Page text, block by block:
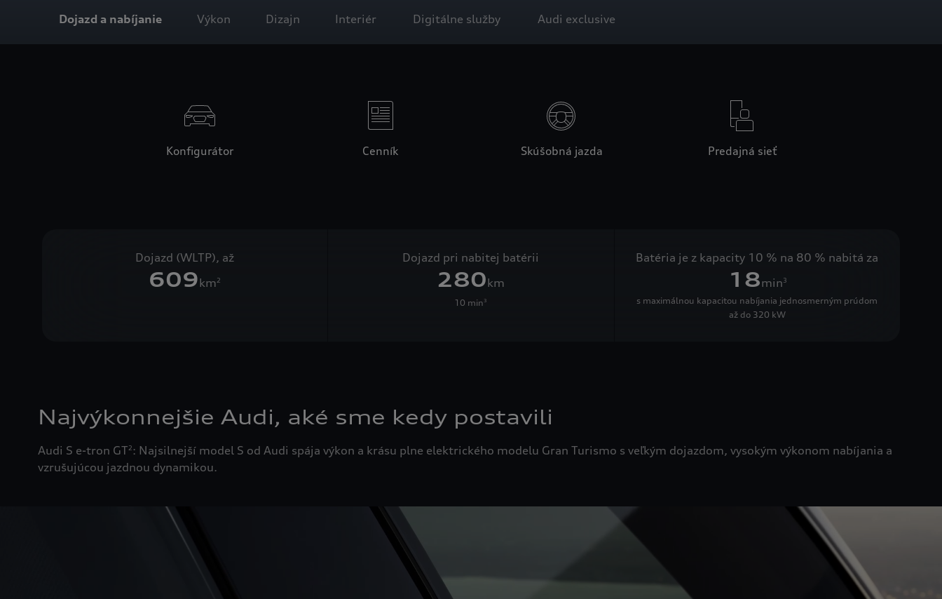
Dojazd a nabíjanie Výkon Dizajn Interiér Digitálne služby Audi exclusive
Konfigurátor Cenník Skúšobná jazda Predajná sieť
Dojazd (WLTP), až
609km2
Dojazd pri nabitej batérii
280km
10 min 3
Batéria je z kapacity 10 % na 80 % nabitá za
18min3
s maximálnou kapacitou nabíjania jednosmerným prúdom
až do 320 kW
Najvýkonnejšie Audi, aké sme kedy postavili
Audi S e-tron GT2: Najsilnejší model S od Audi spája výkon a krásu plne elektrického modelu Gran Turismo s veľkým dojazdom, vysokým výkonom nabíjania a
vzrušujúcou jazdnou dynamikou.